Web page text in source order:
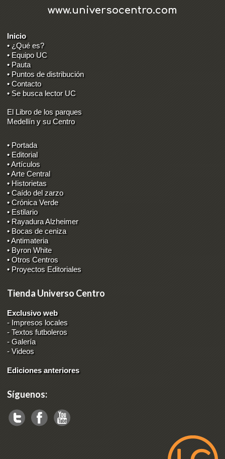
www.universocentro.com
Inicio
• ¿Qué es?
• Equipo UC
• Pauta
• Puntos de distribución
• Contacto
• Se busca lector UC
El Libro de los parques
Medellín y su Centro
• Portada
• Editorial
• Artículos
• Arte Central
• Historietas
• Caído del zarzo
• Crónica Verde
• Estilario
• Rayadura Alzheimer
• Bocas de ceniza
• Antimateria
• Byron White
• Otros Centros
• Proyectos Editoriales
Tienda Universo Centro
Exclusivo web
- Impresos locales
-Textos futboleros
-Galería
-Videos
Ediciones anteriores
Síguenos: